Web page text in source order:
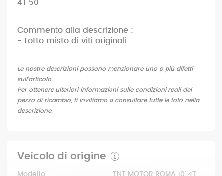
4T 50
Commento alla descrizione :
- Lotto misto di viti originali
Le nostre descrizioni possono menzionare uno o più difetti
sull'articolo.
Per ottenere ulteriori informazioni sulle condizioni reali del
pezzo di ricambio, ti invitiamo a consultare tutte le foto nella
descrizione.
Veicolo di origine
Modello TNT MOTOR ROMA 10' 4T